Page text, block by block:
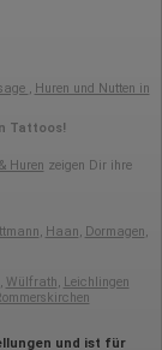
, Huren und Nutten in
Tattoos!
Huren zeigen Dir ihre
, Haan, Dormagen,
, Wülfrath, Leichlingen
und ist für